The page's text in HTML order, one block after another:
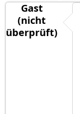
Gast
(nicht
überprüft)